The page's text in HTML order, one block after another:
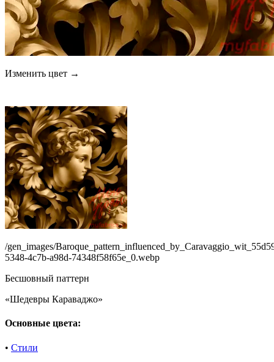
Изменить цвет →
/gen_images/
5348-4c7b-a98d-74348f58f65e_0.webp
Бесшовный паттерн
«Шедевры Караваджо»
Основные цвета:
• Стили